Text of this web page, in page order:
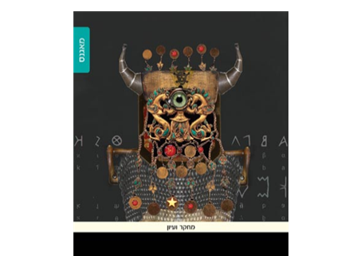
רחל אלבק-גדרון